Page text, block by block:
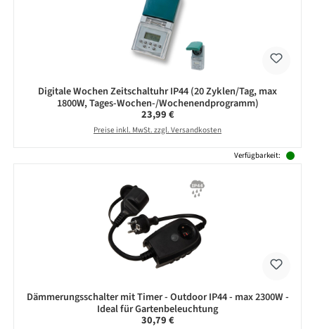
Digitale Wochen Zeitschaltuhr IP44 (20 Zyklen/Tag, max
1800W, Tages-Wochen-/Wochenendprogramm)
Regulärer Preis:
23,99 €
Preise inkl. MwSt. zzgl. Versandkosten
Verfügbarkeit:
Dämmerungsschalter mit Timer - Outdoor IP44 - max 2300W -
Ideal für Gartenbeleuchtung
Regulärer Preis:
30,79 €